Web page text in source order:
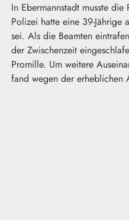
In Ebermannstadt musste
Polizei hatte eine 39-
sei. Als die Beamten
der Zwischenzeit
Promille. Um weitere
fand wegen der erheblichen